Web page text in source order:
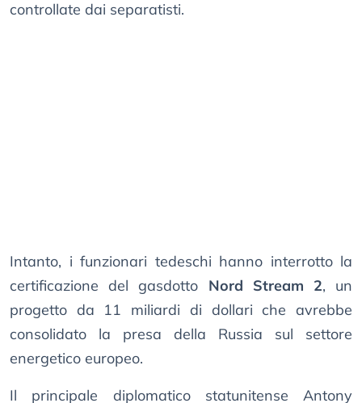
controllate dai separatisti.
Intanto, i funzionari tedeschi hanno interrotto la
certificazione del gasdotto Nord Stream 2, un
progetto da 11 miliardi di dollari che avrebbe
consolidato la presa della Russia sul settore
energetico europeo.
Il principale diplomatico statunitense Antony